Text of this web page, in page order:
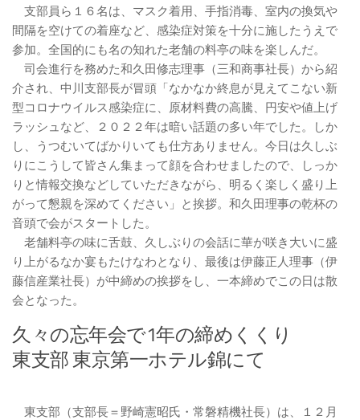
支部員ら１６名は、マスク着用、手指消毒、室内の換気や
間隔を空けての着座など、感染症対策を十分に施したうえで
参加。全国的にも名の知れた老舗の料亭の味を楽しんだ。
司会進行を務めた和久田修志理事（三和商事社長）から紹
介され、中川支部長が冒頭「なかなか終息が見えてこない新
型コロナウイルス感染症に、原材料費の高騰、円安や値上げ
ラッシュなど、２０２２年は暗い話題の多い年でした。しか
し、うつむいてばかりいても仕方ありません。今日は久しぶ
りにこうして皆さん集まって顔を合わせましたので、しっか
りと情報交換などしていただきながら、明るく楽しく盛り上
がって懇親を深めてください」と挨拶。和久田理事の乾杯の
音頭で会がスタートした。
老舗料亭の味に舌鼓、久しぶりの会話に華が咲き大いに盛
り上がるなか宴もたけなわとなり、最後は伊藤正人理事（伊
藤信産業社長）が中締めの挨拶をし、一本締めでこの日は散
会となった。
久々の忘年会で1年の締めくくり
東支部 東京第一ホテル錦にて
東支部（支部長＝野崎憲昭氏・常磐精機社長）は、１２月